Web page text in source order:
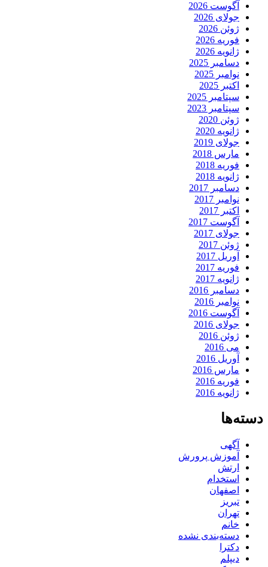
آگوست 2026
جولای 2026
ژوئن 2026
فوریه 2026
ژانویه 2026
دسامبر 2025
نوامبر 2025
اکتبر 2025
سپتامبر 2025
سپتامبر 2023
ژوئن 2020
ژانویه 2020
جولای 2019
مارس 2018
فوریه 2018
ژانویه 2018
دسامبر 2017
نوامبر 2017
اکتبر 2017
آگوست 2017
جولای 2017
ژوئن 2017
آوریل 2017
فوریه 2017
ژانویه 2017
دسامبر 2016
نوامبر 2016
آگوست 2016
جولای 2016
ژوئن 2016
می 2016
آوریل 2016
مارس 2016
فوریه 2016
ژانویه 2016
دسته‌ها
آگهی
آموزش پرورش
ارتش
استخدام
اصفهان
تبریز
تهران
خانم
دسته‌بندی نشده
دکترا
دیپلم